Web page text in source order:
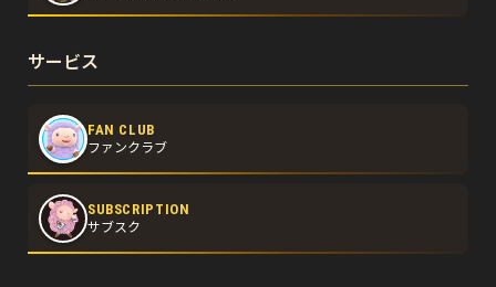
サービス
FAN CLUB
ファンクラブ
SUBSCRIPTION
サブスク